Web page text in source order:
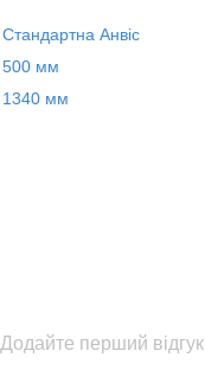
Стандартна Анвіс
500 мм
1340 мм
Додайте перший відгук